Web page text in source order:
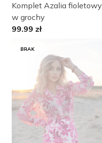
Komplet Azalia fioletowy
w grochy
99.99 zł
BRAK